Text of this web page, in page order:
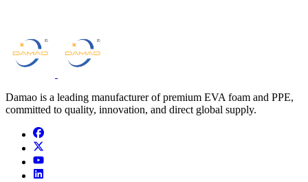
Damao is a leading manufacturer of premium EVA foam and PPE,
committed to quality, innovation, and direct global supply.
facebook
x
youtube
linkedin